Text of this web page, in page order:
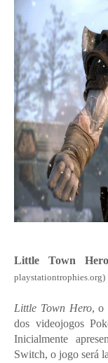
Little Town
playstationtrophies.org)
Little Town Hero, o
dos videojogos
Inicialmente
Switch, o jogo será